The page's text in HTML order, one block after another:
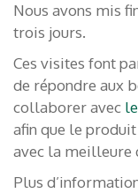
Nous avons mis
trois jours.
Ces visites font
de répondre aux
collaborer avec
afin que le
avec la meilleure
Plus